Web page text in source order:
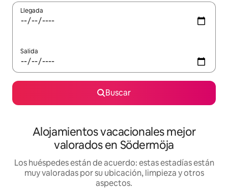
Llegada
Salida
Buscar
Alojamientos vacacionales mejor
valorados en Södermöja
Los huéspedes están de acuerdo: estas estadías están
muy valoradas por su ubicación, limpieza y otros
aspectos.